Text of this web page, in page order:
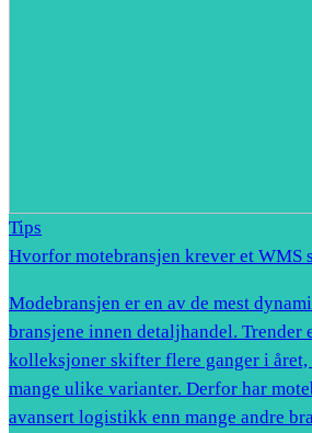
Tips
Hvorfor motebransjen krever et WMS
Modebransjen er en av de mest
bransjene innen detaljhandel. Trender
kolleksjoner skifter flere ganger i
mange ulike varianter. Derfor har
avansert logistikk enn mange andre